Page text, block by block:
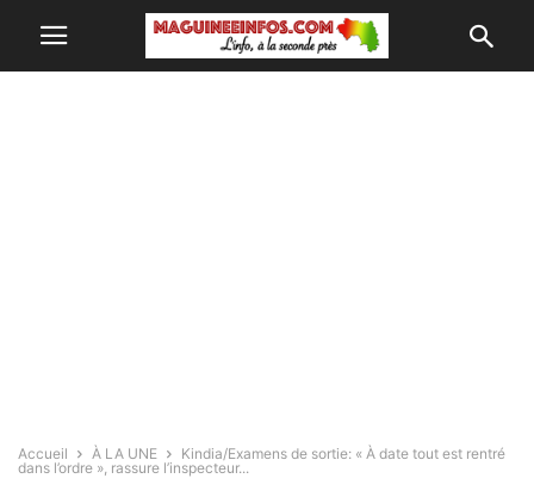
Accueil À LA UNE
Kindia/Examens de sortie: « À date tout est rentré
dans l’ordre », rassure l’inspecteur...